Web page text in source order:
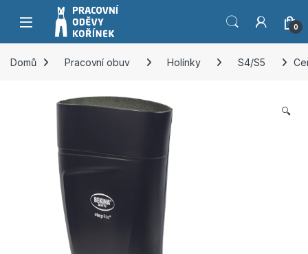
Přeskočit na navigaci
Přeskočit na obsah
0
Domů Pracovní obuv Holínky S4/S5
🔍